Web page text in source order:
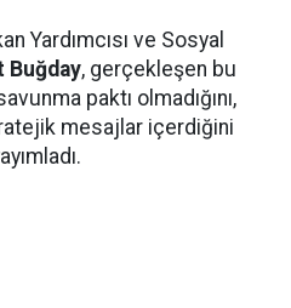
Yardımcısı ve Sosyal
Buğday, gerçekleşen bu
paktı olmadığını,
mesajlar içerdiğini